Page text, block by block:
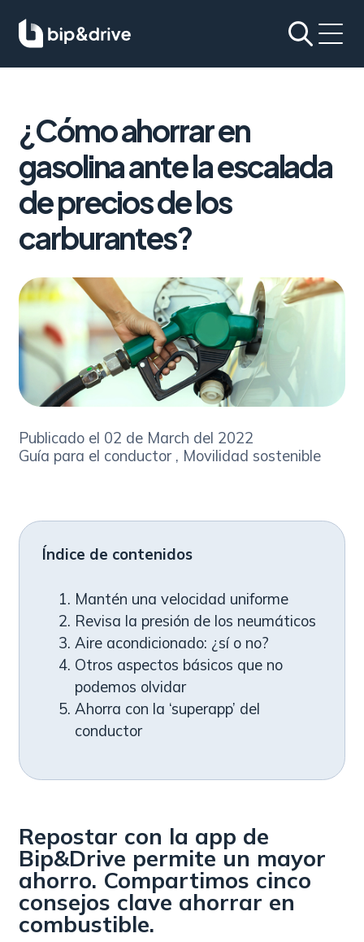
¿Cómo ahorrar en
gasolina ante la escalada
de precios de los
carburantes?
Publicado el 02 de March del 2022
Guía para el conductor , Movilidad sostenible
Índice de contenidos
Mantén una velocidad uniforme
Revisa la presión de los neumáticos
Aire acondicionado: ¿sí o no?
Otros aspectos básicos que no
podemos olvidar
Ahorra con la ‘superapp’ del
conductor
Repostar con la app de
Bip&Drive permite un mayor
ahorro. Compartimos cinco
consejos clave ahorrar en
combustible.